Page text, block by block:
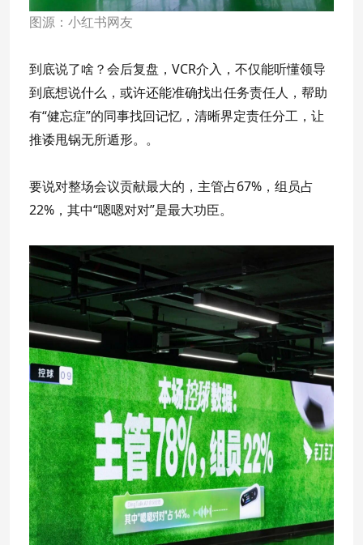
图源：小红书网友
到底说了啥？会后复盘，VCR介入，不仅能听懂领导
到底想说什么，或许还能准确找出任务责任人，帮助
有“健忘症”的同事找回记忆，清晰界定责任分工，让
推诿甩锅无所遁形。。
要说对整场会议贡献最大的，主管占67%，组员占
22%，其中“嗯嗯对对”是最大功臣。